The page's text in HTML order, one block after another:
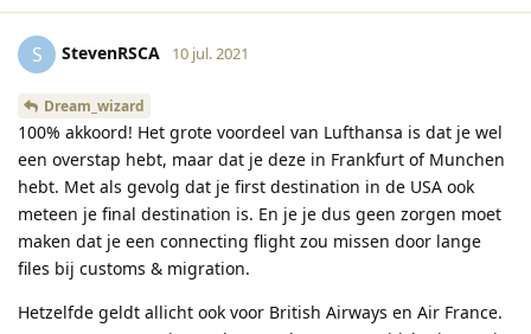
S StevenRSCA 10 jul. 2021
Dream_wizard
100% akkoord! Het grote voordeel van Lufthansa is dat je wel
een overstap hebt, maar dat je deze in Frankfurt of Munchen
hebt. Met als gevolg dat je first destination in de USA ook
meteen je final destination is. En je je dus geen zorgen moet
maken dat je een connecting flight zou missen door lange
files bij customs & migration.
Hetzelfde geldt allicht ook voor British Airways en Air France.